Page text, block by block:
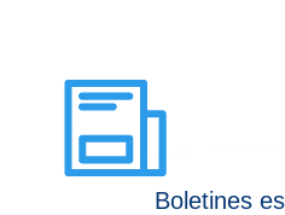
Boletines